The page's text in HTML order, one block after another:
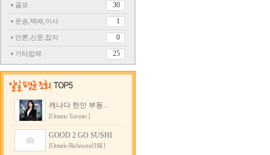
골프 30
운송,택배,이사 1
언론,신문,잡지 0
기타업체 25
캐나다 한인 부동...
[Ontario Toronto ]
GOOD 2 GO SUSHI
[Ontario Richmond Hill ]